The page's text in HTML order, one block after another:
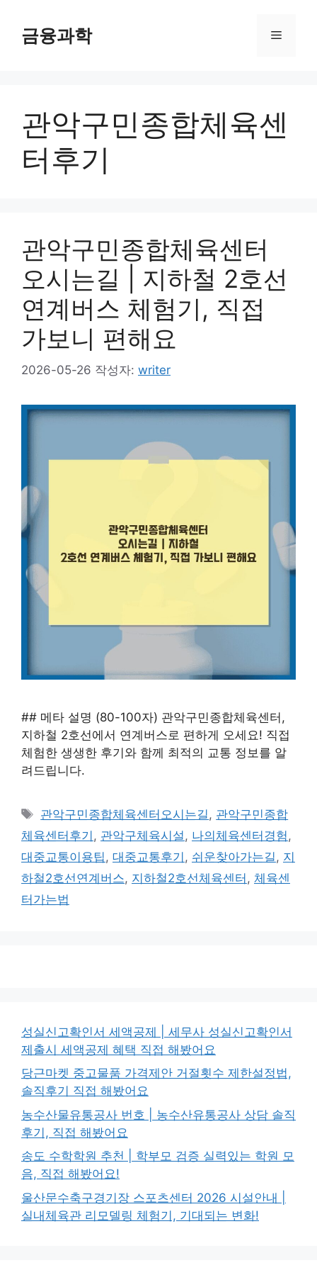
금융과학 메
관악구민종합체육센
터후기
관악구민종합체육센터
오시는길 | 지하철 2호선
연계버스 체험기, 직접
가보니 편해요
2026-05-26 작성자: writer
## 메타 설명 (80-100자) 관악구민종합체육센터,
지하철 2호선에서 연계버스로 편하게 오세요! 직접
체험한 생생한 후기와 함께 최적의 교통 정보를 알
려드립니다.
태
그
관악구민종합체육센터오시는길 , 관악구민종합
체육센터후기 , 관악구체육시설 , 나의체육센터경험 ,
대중교통이용팁 , 대중교통후기 , 쉬운찾아가는길 , 지
하철2호선연계버스, 지하철2호선체육센터 , 체육센
터가는법
성실신고확인서 세액공제 | 세무사 성실신고확인서
제출시 세액공제 혜택 직접 해봤어요
당근마켓 중고물품 가격제안 거절횟수 제한설정법,
솔직후기 직접 해봤어요
농수산물유통공사 번호 | 농수산유통공사 상담 솔직
후기, 직접 해봤어요
송도 수학학원 추천 | 학부모 검증 실력있는 학원 모
음, 직접 해봤어요!
울산문수축구경기장 스포츠센터 2026 시설안내 |
실내체육관 리모델링 체험기, 기대되는 변화!